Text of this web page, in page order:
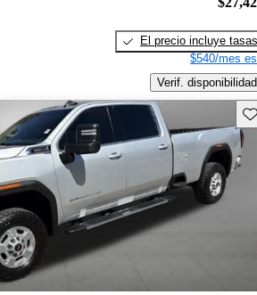
El precio incluye tasas
$540/mes
Verif. disponibilidad